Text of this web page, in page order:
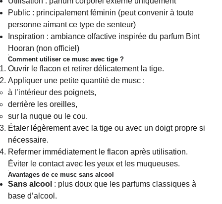
Public : principalement féminin (peut convenir à toute
personne aimant ce type de senteur)
Inspiration : ambiance olfactive inspirée du parfum Bint
Hooran (non officiel)
Comment utiliser ce musc avec tige ?
Ouvrir le flacon et retirer délicatement la tige.
Appliquer une petite quantité de musc :
à l’intérieur des poignets,
derrière les oreilles,
sur la nuque ou le cou.
Étaler légèrement avec la tige ou avec un doigt propre si
nécessaire.
Refermer immédiatement le flacon après utilisation.
Éviter le contact avec les yeux et les muqueuses.
Avantages de ce musc sans alcool
Sans alcool : plus doux que les parfums classiques à
base d’alcool.